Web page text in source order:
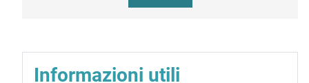
Informazioni utili